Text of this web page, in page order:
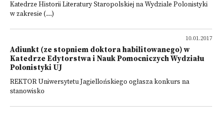
Katedrze Historii Literatury Staropolskiej na Wydziale Polonistyki
w zakresie (...)
10.01.2017
Adiunkt (ze stopniem doktora habilitowanego) w
Katedrze Edytorstwa i Nauk Pomocniczych Wydziału
Polonistyki UJ
REKTOR Uniwersytetu Jagiellońskiego ogłasza konkurs na
stanowisko